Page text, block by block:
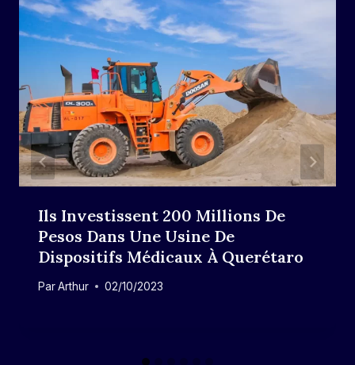
Ils Investissent 200 Millions De
Pesos Dans Une Usine De
Dispositifs Médicaux À Querétaro
ParArthur 02/10/2023